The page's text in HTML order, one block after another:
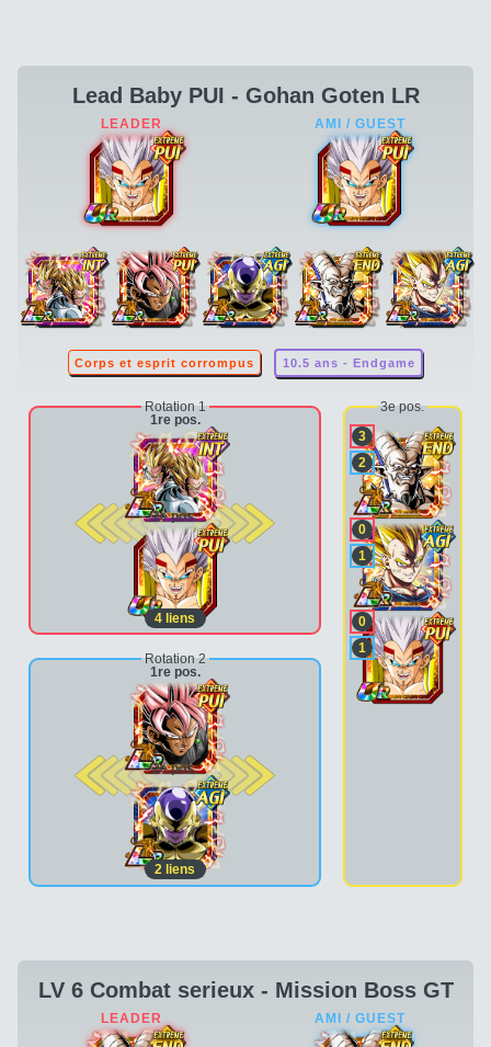
Lead Baby PUI - Gohan Goten LR
Corps et esprit corrompus 10.5 ans - Endgame
Rotation 1
1re pos.
2e pos.
4 liens
Rotation 2
1re pos.
2e pos.
2 liens
3e pos.
3
2
0
1
0
1
LV 6 Combat serieux - Mission Boss GT